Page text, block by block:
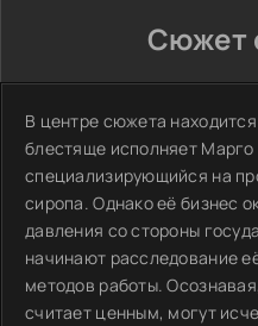
Сюжет
В центре сюжета
блестяще исполняет
специализирующийся на
сиропа. Однако её бизнес
давления со стороны
начинают расследование
методов работы.
считает ценным, могут